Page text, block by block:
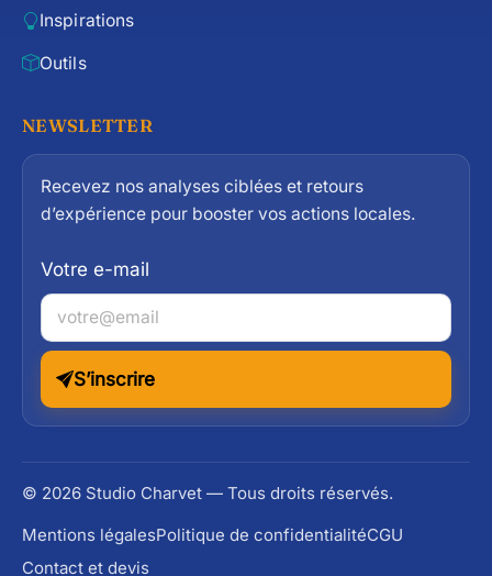
Inspirations
Outils
NEWSLETTER
Recevez nos analyses ciblées et retours
d’expérience pour booster vos actions locales.
Votre e-mail
S’inscrire
© 2026 Studio Charvet — Tous droits réservés.
Mentions légalesPolitique de confidentialitéCGU
Contact et devis